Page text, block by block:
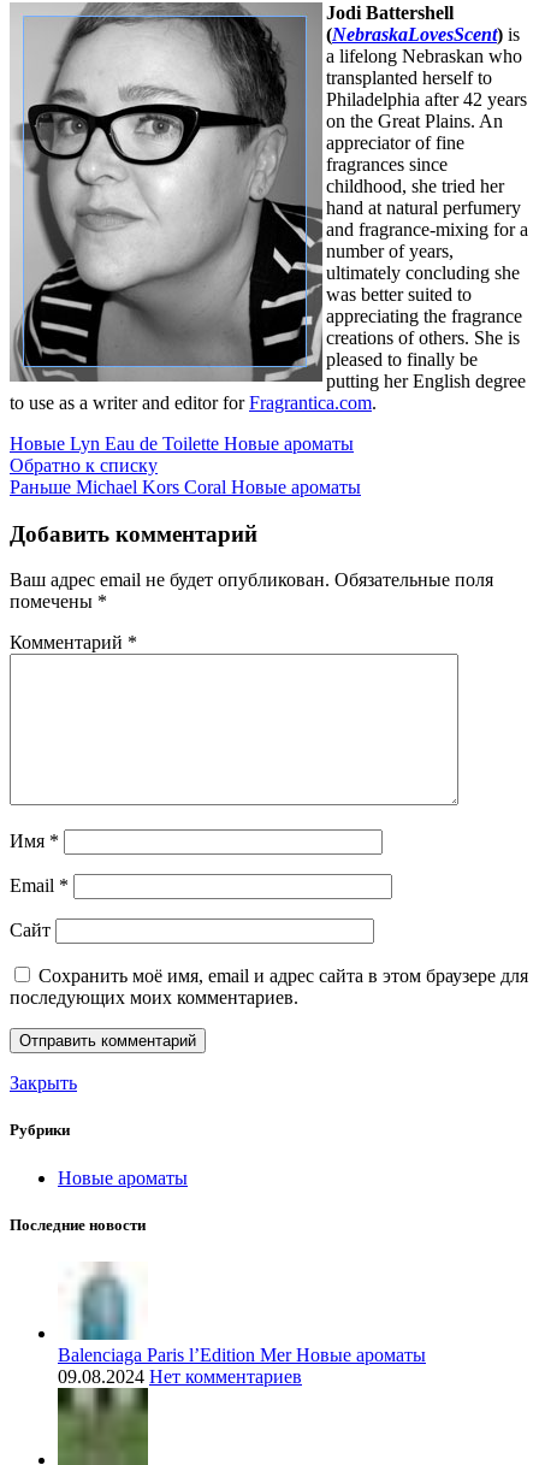
Jodi Battershell
(NebraskaLovesScent) is
a lifelong Nebraskan who
transplanted herself to
Philadelphia after 42 years
on the Great Plains. An
appreciator of fine
fragrances since
childhood, she tried her
hand at natural perfumery
and fragrance-mixing for a
number of years,
ultimately concluding she
was better suited to
appreciating the fragrance
creations of others. She is
pleased to finally be
putting her English degree
to use as a writer and editor forFragrantica.com.
Новые Lyn Eau de Toilette Новые ароматы
Обратно к списку
Раньше Michael Kors Coral Новые ароматы
Добавить комментарий
Ваш адрес email не будет опубликован. Обязательные поля
помечены *
Комментарий *
Имя *
Email *
Сайт
Сохранить моё имя, email и адрес сайта в этом браузере для
последующих моих комментариев.
Закрыть
Рубрики
Новые ароматы
Последние новости
Balenciaga Paris l’Edition Mer Новые ароматы
09.08.2024 Нет комментариев